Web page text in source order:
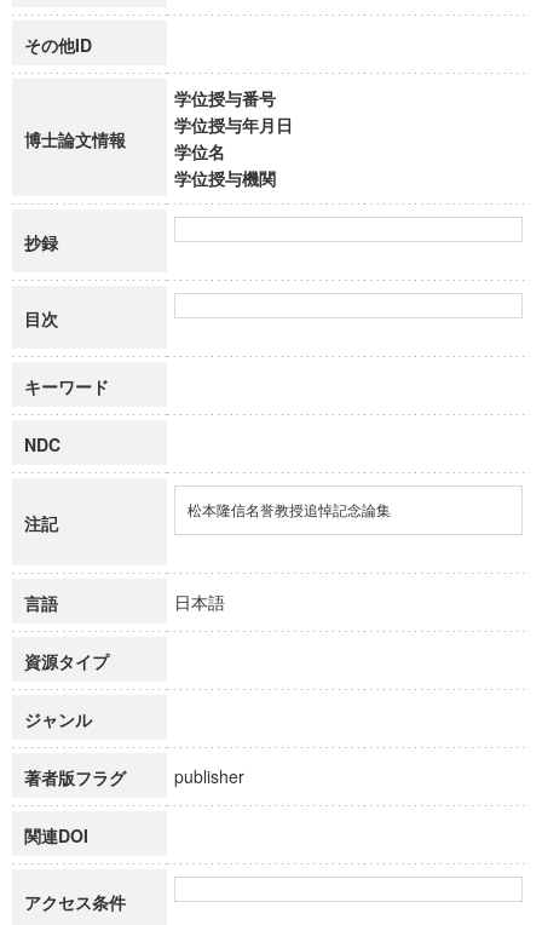
その他ID
博士論文情報
学位授与番号
学位授与年月日
学位名
学位授与機関
抄録
目次
キーワード
NDC
注記
松本隆信名誉教授追悼記念論集
言語 日本語
資源タイプ
ジャンル
著者版フラグ publisher
関連DOI
アクセス条件